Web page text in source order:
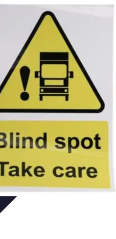
ComparativasPlataformas